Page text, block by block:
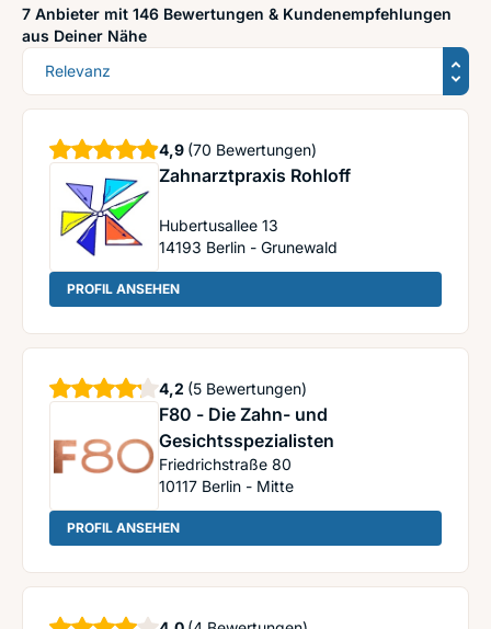
7 Anbieter mit 146 Bewertungen & Kundenempfehlungen
aus Deiner Nähe
Sortierung
Zahnarztpraxis Rohloff
Hubertusallee 13
14193 Berlin - Grunewald
4,9 Sterne
(70 Bewertungen)
PROFIL ANSEHEN: Zahnarztpraxis Rohloff
F80 - Die Zahn- und
Gesichtsspezialisten
Friedrichstraße 80
10117 Berlin - Mitte
4,2 Sterne
(5 Bewertungen)
PROFIL ANSEHEN: F80 - Die Zahn- und Gesichtsspezialisten